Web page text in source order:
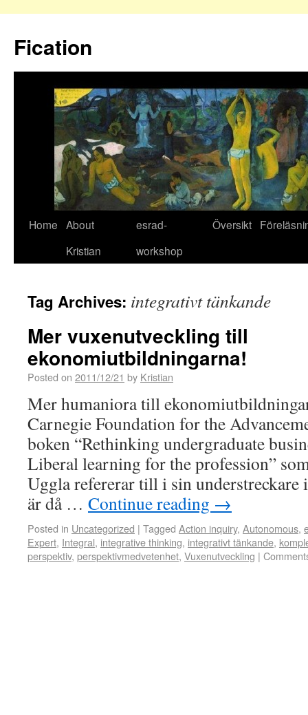
Fication
Home About
Kristian
esrad-
workshop
Översikt
Tag Archives: integrativt tänkande
Mer vuxenutveckling till
ekonomiutbildningarna!
Posted on 2011/12/21 by Kristian
Mer humaniora till
Carnegie Foundation for the
boken “Rethinking undergraduate
Liberal learning for the profession”
Uggla refererar till i sin understreckare
är då … Continue reading →
Posted in Uncategorized | Tagged Action inquiry, Autonomous,
Expert, Integral, integrative thinking, integrativt tänkande,
perspektiv, perspektivmedvetenhet, Vuxenutveckling |